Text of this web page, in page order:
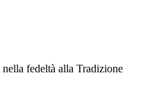
fedeltà alla Tradizione